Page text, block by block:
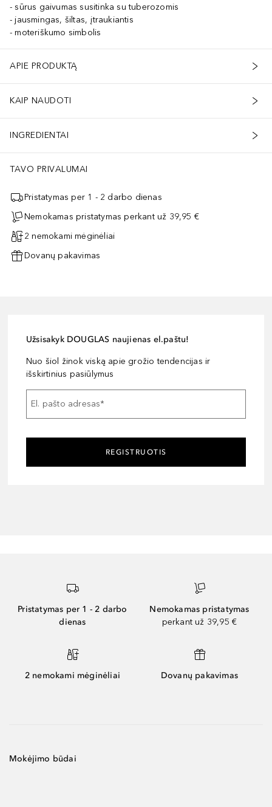
sūrus gaivumas susitinka su tuberozomis
jausmingas, šiltas, įtraukiantis
moteriškumo simbolis
APIE PRODUKTĄ
KAIP NAUDOTI
INGREDIENTAI
TAVO PRIVALUMAI
Pristatymas per 1 - 2 darbo dienas
Nemokamas pristatymas perkant už 39,95 €
2 nemokami mėginėliai
Dovanų pakavimas
Užsisakyk DOUGLAS naujienas el.paštu!
Nuo šiol žinok viską apie grožio tendencijas ir
išskirtinius pasiūlymus
El. pašto adresas*
REGISTRUOTIS
Pristatymas per 1 - 2 darbo
dienas
Nemokamas pristatymas
perkant už 39,95 €
2 nemokami mėginėliai Dovanų pakavimas
Mokėjimo būdai